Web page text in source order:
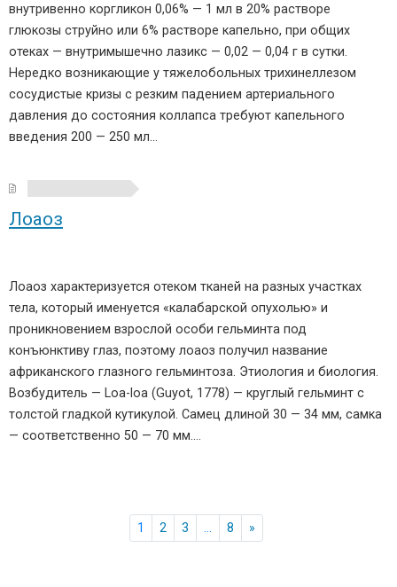
внутривенно коргликон 0,06% — 1 мл в 20% растворе
глюкозы струйно или 6% растворе капельно, при общих
отеках — внутримышечно лазикс — 0,02 — 0,04 г в сутки.
Нередко возникающие у тяжелобольных трихинеллезом
сосудистые кризы с резким падением артериального
давления до состояния коллапса требуют капельного
введения 200 — 250 мл…
Лоаоз
Лоаоз характеризуется отеком тканей на разных участках
тела, который именуется «калабарской опухолью» и
проникновением взрослой особи гельминта под
конъюнктиву глаз, поэтому лоаоз получил название
африканского глазного гельминтоза. Этиология и биология.
Возбудитель — Loa-loa (Guyot, 1778) — круглый гельминт с
толстой гладкой кутикулой. Самец длиной 30 — 34 мм, самка
— соответственно 50 — 70 мм….
1 2 3 8 »